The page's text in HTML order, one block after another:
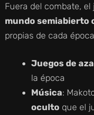
Fuera del combate,
mundo semiabierto
propias de cada
Juegos de
la época
Música:
oculto que el